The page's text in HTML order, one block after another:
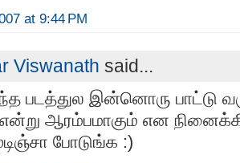
at 9:44 PM
Viswanath said...
படத்துல இன்னொரு பாட்டு
ஆரம்பமாகும் என
போடுங்க :)